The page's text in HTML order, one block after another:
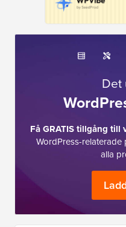
Det
Få GRATIS tillgång till
WordPress-
alla